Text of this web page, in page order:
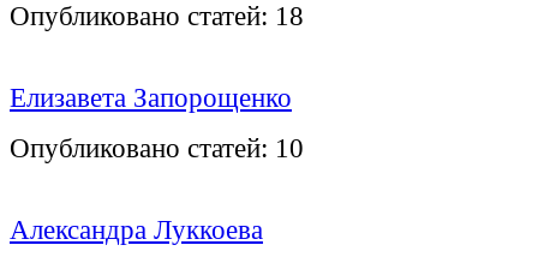
Опубликовано статей: 18
Елизавета Запорощенко
Опубликовано статей: 10
Александра Луккоева